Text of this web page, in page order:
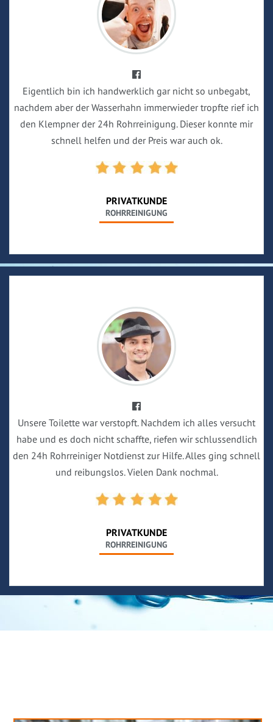
Eigentlich bin ich handwerklich gar nicht so unbegabt,
nachdem aber der Wasserhahn immerwieder tropfte rief ich
den Klempner der 24h Rohrreinigung. Dieser konnte mir
schnell helfen und der Preis war auch ok.
PRIVATKUNDE
ROHRREINIGUNG
Unsere Toilette war verstopft. Nachdem ich alles versucht
habe und es doch nicht schaffte, riefen wir schlussendlich
den 24h Rohrreiniger Notdienst zur Hilfe. Alles ging schnell
und reibungslos. Vielen Dank nochmal.
PRIVATKUNDE
ROHRREINIGUNG